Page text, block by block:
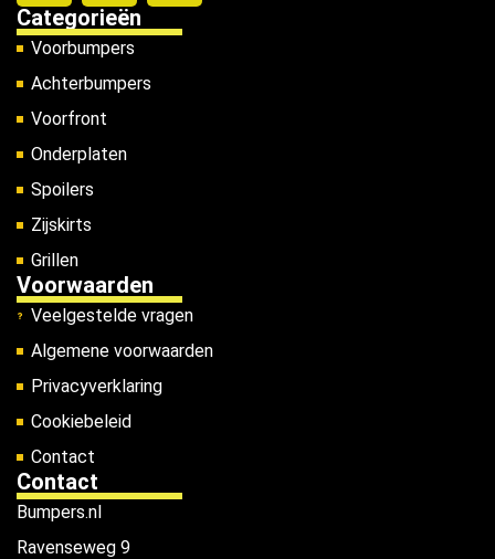
Categorieën
Voorbumpers
Achterbumpers
Voorfront
Onderplaten
Spoilers
Zijskirts
Grillen
Voorwaarden
Veelgestelde vragen
Algemene voorwaarden
Privacyverklaring
Cookiebeleid
Contact
Contact
Bumpers.nl
Ravenseweg 9